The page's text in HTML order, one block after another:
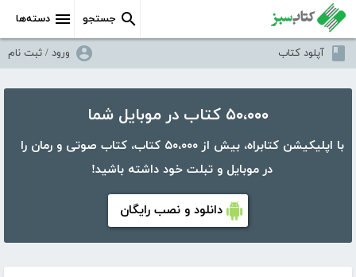
دسته‌ها جستجو
آپلود کتاب ورود / ثبت نام
۵۰،۰۰۰ کتاب در موبایل شما
با اپلیکیشن کتابراه، بیش از ۵۰،۰۰۰ کتاب، کتاب صوتی و رمان را
در موبایل و تبلت خود داشته باشید!
دانلود و نصب رایگان